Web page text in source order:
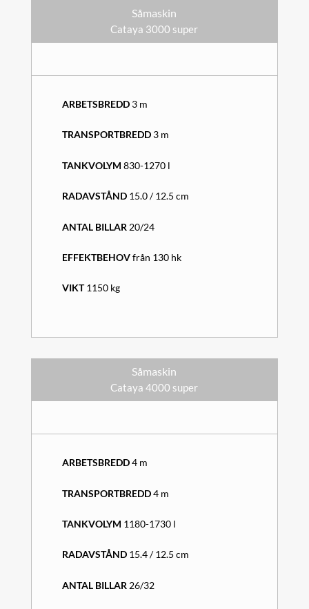
Såmaskin
Cataya 3000 super
ARBETSBREDD3 m
TRANSPORTBREDD3 m
TANKVOLYM 830-1270 l
RADAVSTÅND 15.0 / 12.5 cm
ANTAL BILLAR 20/24
EFFEKTBEHOVfrån 130 hk
VIKT1150 kg
Såmaskin
Cataya 4000 super
ARBETSBREDD4 m
TRANSPORTBREDD4 m
TANKVOLYM 1180-1730 l
RADAVSTÅND 15.4 / 12.5 cm
ANTAL BILLAR 26/32